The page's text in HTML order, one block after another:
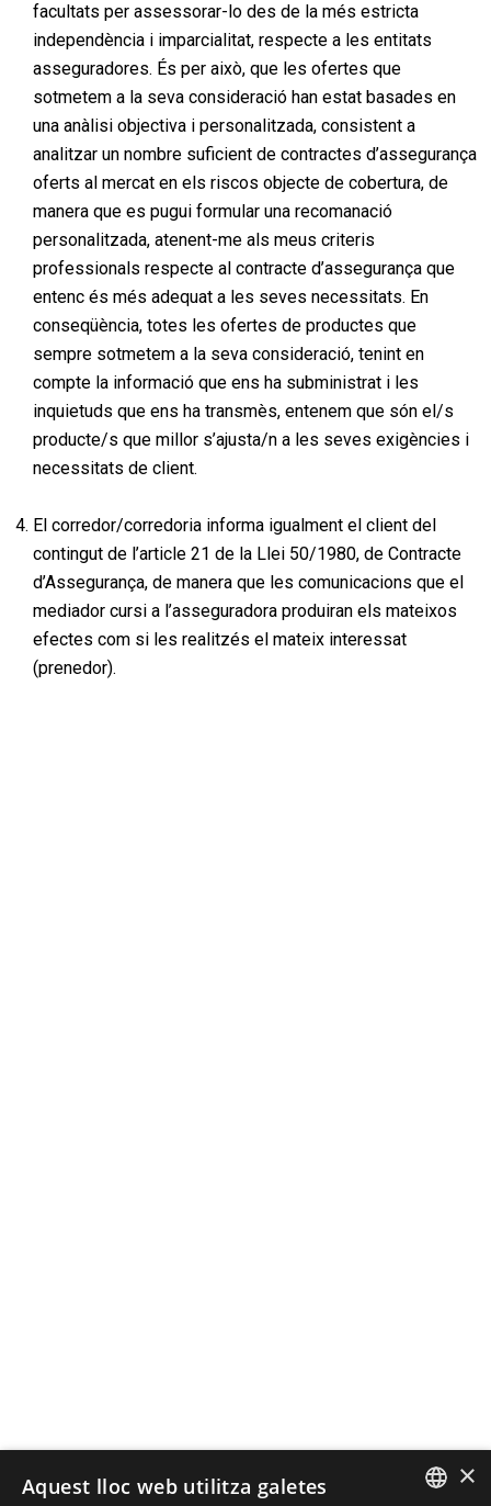
facultats per assessorar-lo des de la més estricta
independència i imparcialitat, respecte a les entitats
asseguradores. És per això, que les ofertes que
sotmetem a la seva consideració han estat basades en
una anàlisi objectiva i personalitzada, consistent a
analitzar un nombre suficient de contractes d’assegurança
oferts al mercat en els riscos objecte de cobertura, de
manera que es pugui formular una recomanació
personalitzada, atenent-me als meus criteris
professionals respecte al contracte d’assegurança que
entenc és més adequat a les seves necessitats. En
conseqüència, totes les ofertes de productes que
sempre sotmetem a la seva consideració, tenint en
compte la informació que ens ha subministrat i les
inquietuds que ens ha transmès, entenem que són el/s
producte/s que millor s’ajusta/n a les seves exigències i
necessitats de client.
El corredor/corredoria informa igualment el client del
contingut de l’article 21 de la Llei 50/1980, de Contracte
d’Assegurança, de manera que les comunicacions que el
mediador cursi a l’asseguradora produiran els mateixos
efectes com si les realitzés el mateix interessat
(prenedor).
×
Aquest lloc web utilitza galetes